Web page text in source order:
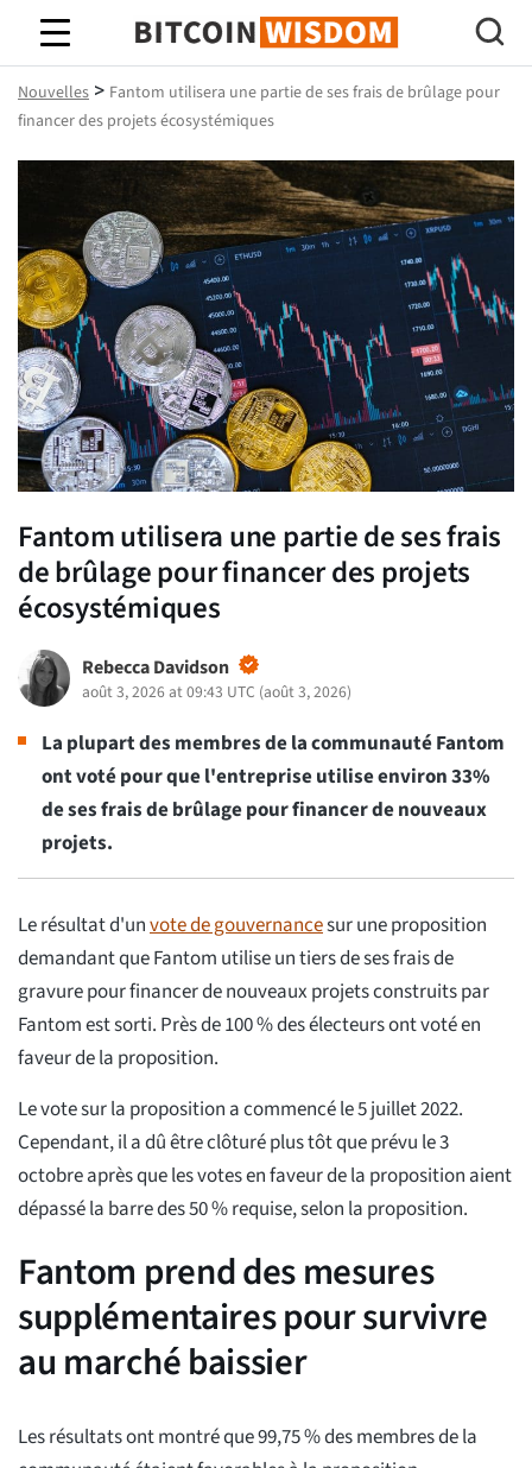
Bitcoin Sagesse
Nouvelles > Fantom utilisera une partie de ses frais de brûlage pour
financer des projets écosystémiques
Fantom utilisera une partie de ses frais
de brûlage pour financer des projets
écosystémiques
Rebecca Davidson
août 3, 2026 at 09:43 UTC (août 3, 2026)
La plupart des membres de la communauté Fantom
ont voté pour que l'entreprise utilise environ 33%
de ses frais de brûlage pour financer de nouveaux
projets.
Le résultat d'unvote de gouvernancesur une proposition
demandant que Fantom utilise un tiers de ses frais de
gravure pour financer de nouveaux projets construits par
Fantom est sorti. Près de 100 % des électeurs ont voté en
faveur de la proposition.
Le vote sur la proposition a commencé le 5 juillet 2022.
Cependant, il a dû être clôturé plus tôt que prévu le 3
octobre après que les votes en faveur de la proposition aient
dépassé la barre des 50 % requise, selon la proposition.
Fantom prend des mesures
supplémentaires pour survivre
au marché baissier
Les résultats ont montré que 99,75 % des membres de la